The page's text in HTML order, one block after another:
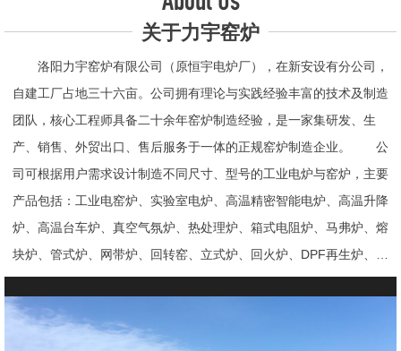
关于力宇窑炉
洛阳力宇窑炉有限公司（原恒宇电炉厂），在新安设有分公司，
自建工厂占地三十六亩。公司拥有理论与实践经验丰富的技术及制造
团队，核心工程师具备二十余年窑炉制造经验，是一家集研发、生
产、销售、外贸出口、售后服务于一体的正规窑炉制造企业。 公
司可根据用户需求设计制造不同尺寸、型号的工业电炉与窑炉，主要
产品包括：工业电窑炉、实验室电炉、高温精密智能电炉、高温升降
炉、高温台车炉、真空气氛炉、热处理炉、箱式电阻炉、马弗炉、熔
块炉、管式炉、网带炉、回转窑、立式炉、回火炉、DPF再生炉、试
验电炉、钟罩炉、退火炉、烧结炉、热震炉、高真空炉、重烧炉、牙
科烤瓷炉、真空CVD管式炉、高温节能电炉、气氛炉、井式电炉、
熔炼炉、推板窑炉、辊道窑炉、烘箱、真空干燥箱、工业烘箱、发热